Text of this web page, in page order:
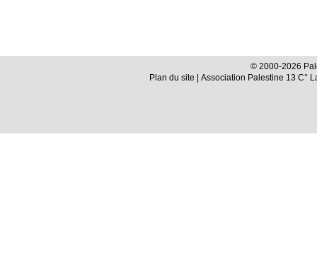
© 2000-2026
Plan du site | Association Palestine 13 C°